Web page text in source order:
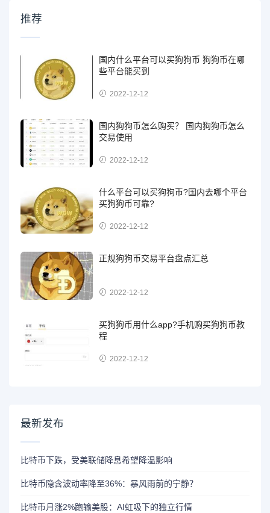
推荐
国内什么平台可以买狗狗币 狗狗币在哪
些平台能买到
2022-12-12
国内狗狗币怎么购买？ 国内狗狗币怎么
交易使用
2022-12-12
什么平台可以买狗狗币?国内去哪个平台
买狗狗币可靠?
2022-12-12
正规狗狗币交易平台盘点汇总
2022-12-12
买狗狗币用什么app?手机购买狗狗币教
程
2022-12-12
最新发布
比特币下跌，受美联储降息希望降温影响
比特币隐含波动率降至36%：暴风雨前的宁静？
比特币月涨2%跑输美股：AI虹吸下的独立行情